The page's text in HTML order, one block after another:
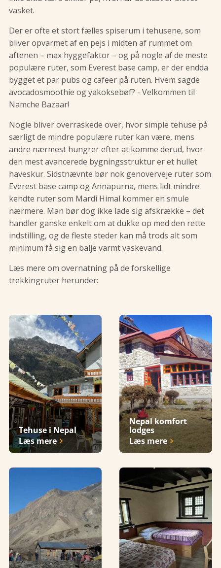
vasket.
Der er ofte et stort fælles spiserum i tehusene, som
bliver opvarmet af en pejs i midten af rummet om
aftenen – max hyggefaktor – og på nogle af de meste
populære ruter, som Everest base camp, er der endda
bygget et par pubs og cafeer på ruten. Hvem sagde
avocadosmoothie og yakoksebøf? - Velkommen til
Namche Bazaar!
Nogle bliver overraskede over, hvor simple tehuse på
særligt de mindre populære ruter kan være, mens
andre nærmest hungrer efter at komme derud, hvor
den mest avancerede bygningsstruktur er et hullet
haveskur. Sidstnævnte bør nok genoverveje ruter som
Everest base camp og Annapurna, mens lidt mindre
kendte ruter som Mardi Himal kommer en smule
nærmere. Man bør dog ikke lade sig afskrække – det
handler ganske enkelt om at dukke op med den rette
indstilling, og de fleste steder kan må trods alt som
minimum få sig en balje varmt vaskevand.
Læs mere om overnatning på de forskellige
trekkingruter herunder:
Tehuse i Nepal
Læs mere
Nepal komfort
lodges
Læs mere